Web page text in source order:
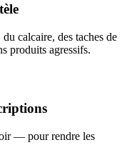
calcaire, des taches de
produits agressifs.
— pour rendre les